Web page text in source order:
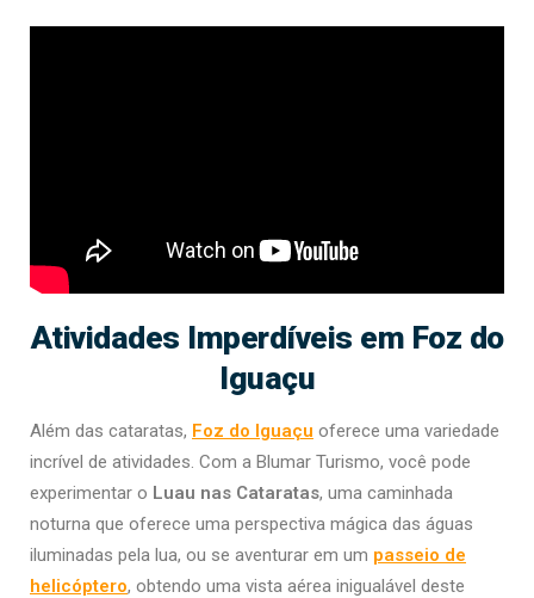
Atividades Imperdíveis em Foz do
Iguaçu
Além das cataratas, Foz do Iguaçu oferece uma variedade
incrível de atividades. Com a Blumar Turismo, você pode
experimentar o Luau nas Cataratas, uma caminhada
noturna que oferece uma perspectiva mágica das águas
iluminadas pela lua, ou se aventurar em um passeio de
helicóptero, obtendo uma vista aérea inigualável deste